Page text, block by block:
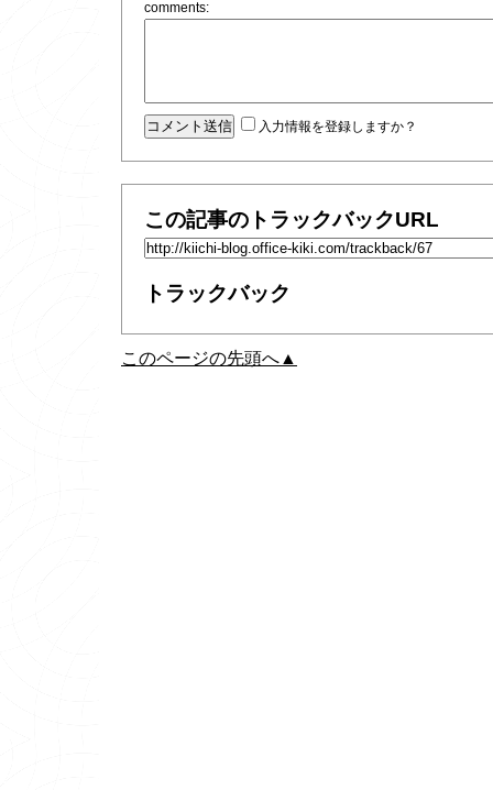
comments:
入力情報を登録しますか？
この記事のトラックバックURL
トラックバック
このページの先頭へ▲